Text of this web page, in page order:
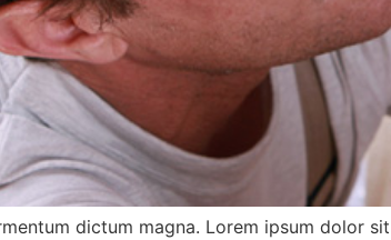
dictum magna. Lorem ipsum dolor